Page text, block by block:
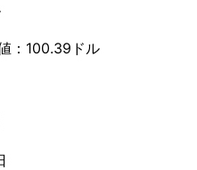
：100.39ドル